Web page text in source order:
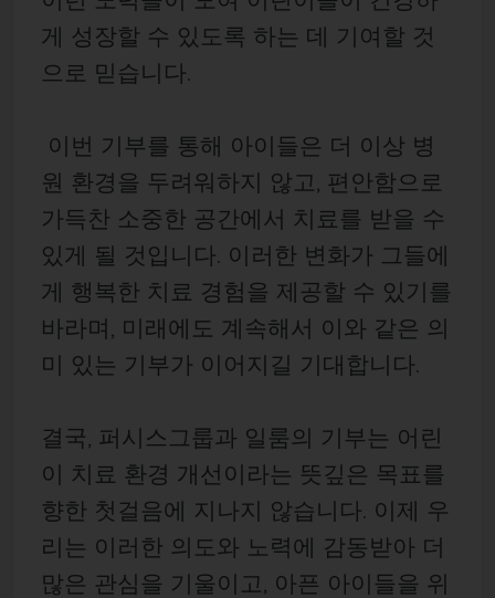
게 성장할 수 있도록 하는 데 기여할 것
으로 믿습니다.
이번 기부를 통해 아이들은 더 이상 병
원 환경을 두려워하지 않고, 편안함으로
가득찬 소중한 공간에서 치료를 받을 수
있게 될 것입니다. 이러한 변화가 그들에
게 행복한 치료 경험을 제공할 수 있기를
바라며, 미래에도 계속해서 이와 같은 의
미 있는 기부가 이어지길 기대합니다.
결국, 퍼시스그룹과 일룸의 기부는 어린
이 치료 환경 개선이라는 뜻깊은 목표를
향한 첫걸음에 지나지 않습니다. 이제 우
리는 이러한 의도와 노력에 감동받아 더
많은 관심을 기울이고, 아픈 아이들을 위